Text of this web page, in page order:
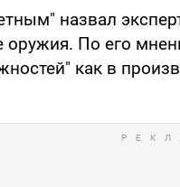
назвал
оружия. По его
как в